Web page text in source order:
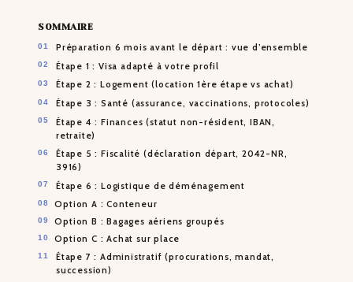
SOMMAIRE
Préparation 6 mois avant le départ : vue d’ensemble
Étape 1 : Visa adapté à votre profil
Étape 2 : Logement (location 1ère étape vs achat)
Étape 3 : Santé (assurance, vaccinations, protocoles)
Étape 4 : Finances (statut non-résident, IBAN,
retraite)
Étape 5 : Fiscalité (déclaration départ, 2042-NR,
3916)
Étape 6 : Logistique de déménagement
Option A : Conteneur
Option B : Bagages aériens groupés
Option C : Achat sur place
Étape 7 : Administratif (procurations, mandat,
succession)